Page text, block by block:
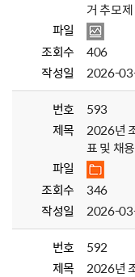
거 추모
파일
조회수
406
작성일
2026-
번호
593
제목
2026년
표 및 채
파일
조회수
346
작성일
2026-
번호
592
제목
2026년